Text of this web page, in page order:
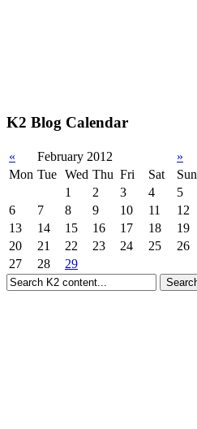
K2 Blog Calendar
« February 2012
»
Mon Tue Wed Thu Fri Sat
Sun
1
2 3 4
5
6
7 8 9 10 11
12
13
14 15 16 17 18
19
20
21 22 23 24 25
26
27
28 29